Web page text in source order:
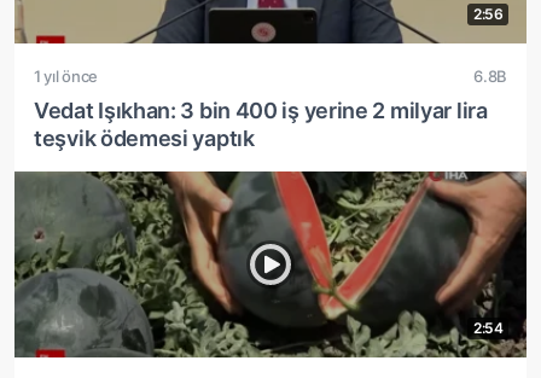
2:56
1 yıl önce 6.8B
Vedat Işıkhan: 3 bin 400 iş yerine 2 milyar lira
teşvik ödemesi yaptık
2:54